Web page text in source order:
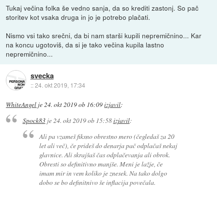
Tukaj večina folka še vedno sanja, da so krediti zastonj. So pač
storitev kot vsaka druga in jo je potrebo plačati.
Nismo vsi tako srečni, da bi nam starši kupili nepremičnino... Kar
na koncu ugotoviš, da si je tako večina kupila lastno
nepremičnino...
svecka
::24. okt 2019, 17:34
WhiteAngel je24. okt 2019 ob 16:09izjavil:
Spock83je24. okt 2019 ob 15:58izjavil:
Ali pa vzameš fiksno obrestno mero (čegledaš za 20
let ali več), če prideš do denarja pač odplačaš nekaj
glavnice. Ali skrajšaš čas odplačevanja ali obrok.
Obresti so definitivno manjše. Meni je lažje, če
imam mir in vem koliko je znesek. Na tako dolgo
dobo se bo definitnivo še inflacija povečala.